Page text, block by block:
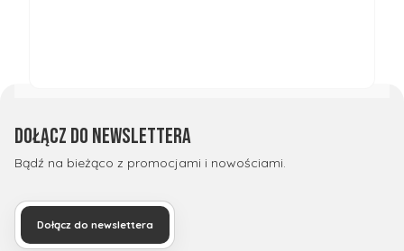
Dołącz do newslettera
Bądź na bieżąco z promocjami i nowościami.
Dołącz do newslettera